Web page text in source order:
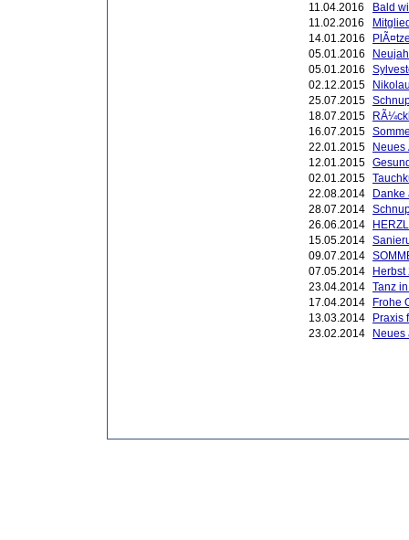
11.04.2016
Bald
11.02.2016
14.01.2016
05.01.2016
05.01.2016
02.12.2015
25.07.2015
18.07.2015
16.07.2015
22.01.2015
12.01.2015
02.01.2015
22.08.2014
Danke
28.07.2014
26.06.2014
15.05.2014
09.07.2014
07.05.2014
23.04.2014 Tanz
17.04.2014
Frohe
13.03.2014
Praxis
23.02.2014
Neues